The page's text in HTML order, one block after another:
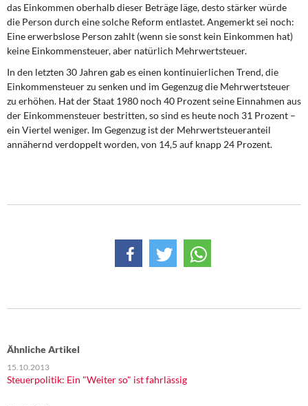
das Einkommen oberhalb dieser Beträge läge, desto stärker würde
die Person durch eine solche Reform entlastet. Angemerkt sei noch:
Eine erwerbslose Person zahlt (wenn sie sonst kein Einkommen hat)
keine Einkommensteuer, aber natürlich Mehrwertsteuer.
In den letzten 30 Jahren gab es einen kontinuierlichen Trend, die
Einkommensteuer zu senken und im Gegenzug die Mehrwertsteuer
zu erhöhen. Hat der Staat 1980 noch 40 Prozent seine Einnahmen aus
der Einkommensteuer bestritten, so sind es heute noch 31 Prozent –
ein Viertel weniger. Im Gegenzug ist der Mehrwertsteueranteil
annähernd verdoppelt worden, von 14,5 auf knapp 24 Prozent.
Ähnliche Artikel
15.10.2013
Steuerpolitik: Ein "Weiter so" ist fahrlässig